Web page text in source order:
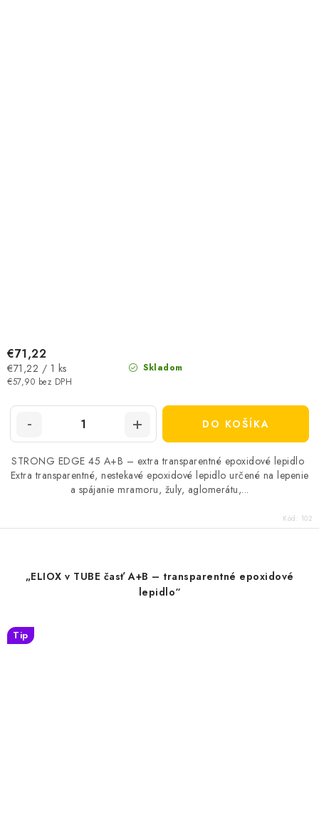
Skladom
€57,90 bez DPH
€71,22
Jednotková
cena:
€71,22 / 1 ks
DO KOŠÍKA
STRONG EDGE 45 A+B – extra transparentné epoxidové lepidlo
Extra transparentné, nestekavé epoxidové lepidlo určené na lepenie
a spájanie mramoru, žuly, aglomerátu,...
Kód: 102
„ELIOX v TUBE časť A+B – transparentné epoxidové
lepidlo“
Tip